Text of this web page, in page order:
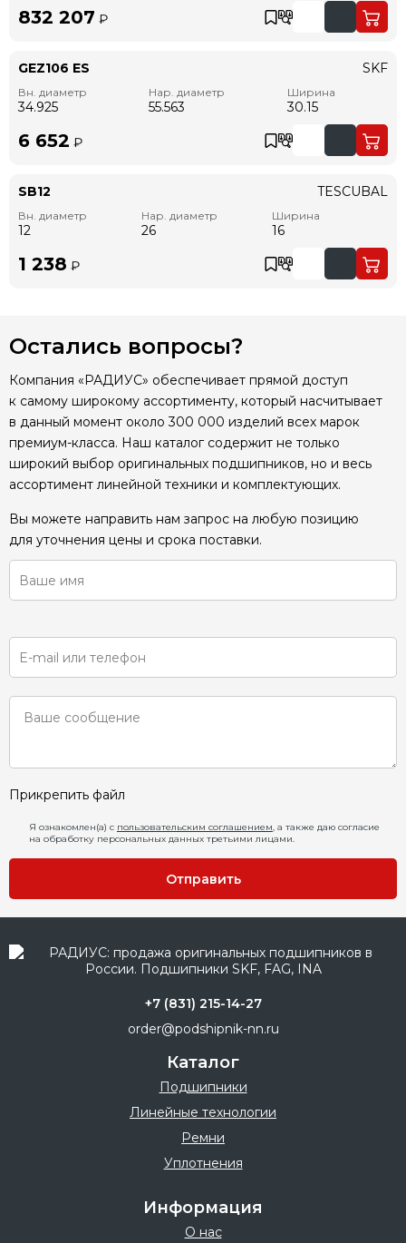
832 207 ₽
GEZ106 ES
Вн. диаметр
34.925
Нар. диаметр
55.563
Ширина
30.15
SKF
6 652 ₽
SB12
Вн. диаметр
12
Нар. диаметр
26
Ширина
16
TESCUBAL
1 238 ₽
Остались вопросы?
Компания «РАДИУС» обеспечивает прямой доступ
к самому широкому ассортименту, который насчитывает
в данный момент около 300 000 изделий всех марок
премиум-класса. Наш каталог содержит не только
широкий выбор оригинальных подшипников, но и весь
ассортимент линейной техники и комплектующих.
Вы можете направить нам запрос на любую позицию
для уточнения цены и срока поставки.
Прикрепить файл
Я ознакомлен(а) с пользовательским соглашением, а также даю согласие
на обработку персональных данных третьими лицами.
Отправить
+7 (831) 215-14-27
order@podshipnik-nn.ru
Каталог
Подшипники
Линейные технологии
Ремни
Уплотнения
Информация
О нас